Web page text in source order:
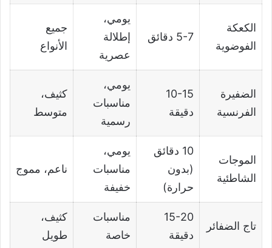
الكعكة
الفوضوية
5-7 دقائق
يومي،
إطلالة
عصرية
جميع
الأنواع
الضفيرة
الفرنسية
10-15
دقيقة
يومي،
مناسبات
رسمية
كثيف،
متوسط
الموجات
الشاطئية
10 دقائق
(بدون
حرارة)
يومي،
مناسبات
خفيفة
ناعم، مموج
تاج الضفائر
15-20
دقيقة
مناسبات
خاصة
كثيف،
طويل